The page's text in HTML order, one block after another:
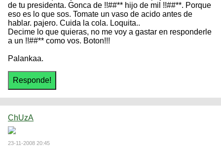
de tu presidenta. Gonca de !!##** hijo de mil !!##**. Porque
eso es lo que sos. Tomate un vaso de acido antes de
hablar. pajero. Cuida la cola. Loquita..
Decime lo que quieras, no me voy a gastar en responderle
a un !!##** como vos. Boton!!!
Palankaa.
ChUzA
23-11-2008 20:45